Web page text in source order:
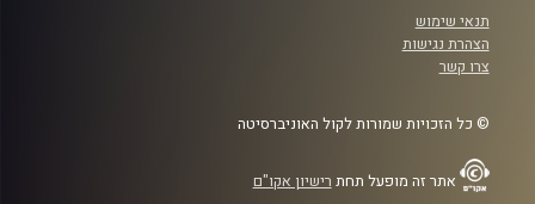
תנאי שימוש
הצהרת נגישות
צרו קשר
© כל הזכויות שמורות לקול האוניברסיטה
אתר זה מופעל תחת רישיון אקו"ם